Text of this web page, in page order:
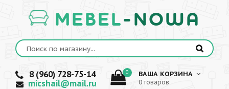
MEBEL-NOWA
8 (960) 728-75-14
micshail@mail.ru
0 ВАША КОРЗИНА
0 товаров